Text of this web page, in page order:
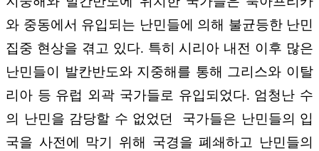
와 중동에서 유입되는 난민들에 의해 불균등한 난민
집중 현상을 겪고 있다. 특히 시리아 내전 이후 많은
난민들이 발칸반도와 지중해를 통해 그리스와 이탈
리아 등 유럽 외곽 국가들로 유입되었다. 엄청난 수
의 난민을 감당할 수 없었던 국가들은 난민들의 입
국을 사전에 막기 위해 국경을 폐쇄하고 난민들의